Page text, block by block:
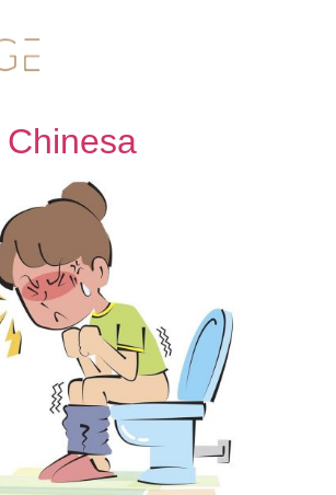
Chinesa
Ventre? Alívio com